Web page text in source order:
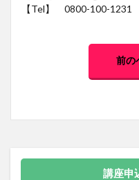
【Tel】 0800-100-1231
前の
講座申